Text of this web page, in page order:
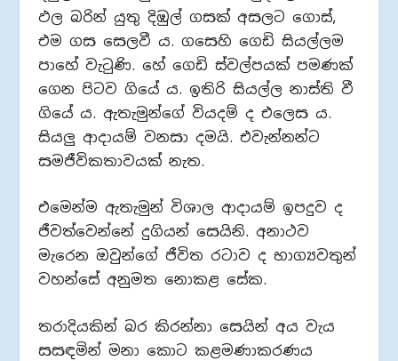
ඵල බරින් යුතු දිඹුල් ගසක් අසලට ගොස්,
එම ගස සෙලවී ය. ගසෙහි ගෙඩි සියල්ලම
පාහේ වැටුණි. හේ ගෙඩි ස්වල්පයක් පමණක්
ගෙන පිටව ගියේ ය. ඉතිරි සියල්ල නාස්ති වී
ගියේ ය. ඇතැමුන්ගේ වියදම් ද එලෙස ය.
සියලු ආදායම් වනසා දමයි. එවැන්නන්ට
සමජීවිකතාවයක් නැත.
එමෙන්ම ඇතැමුන් විශාල ආදායම් ඉපදුව ද
ජීවත්වෙන්නේ දුගියන් සෙයිනි. අනාථව
මැරෙන ඔවුන්ගේ ජීවිත රටාව ද භාග්‍යවතුන්
වහන්සේ අනුමත නොකළ සේක.
තරාදියකින් බර කිරන්නා සෙයින් අය වැය
සසඳමින් මනා කොට කළමණාකරණය